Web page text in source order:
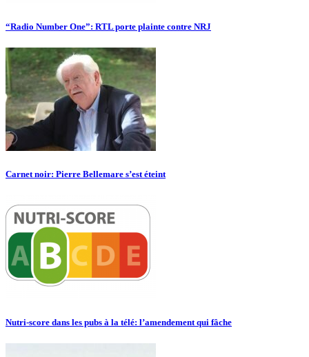
“Radio Number One”: RTL porte plainte contre NRJ
Carnet noir: Pierre Bellemare s’est éteint
Nutri-score dans les pubs à la télé: l’amendement qui fâche